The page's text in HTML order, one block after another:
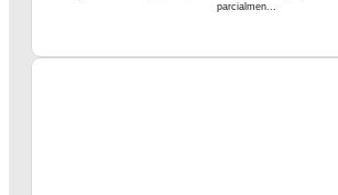
parcialmen...